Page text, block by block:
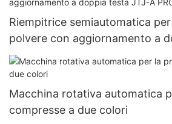
Riempitrice semiautomatica
polvere con aggiornamento a
PRO
Macchina rotativa automatica
compresse a due colori